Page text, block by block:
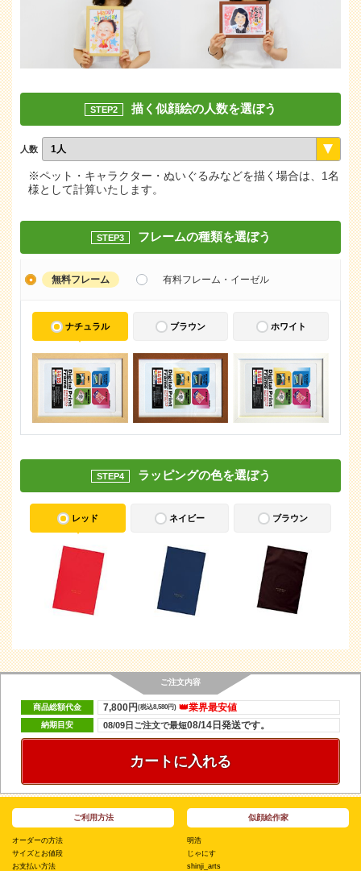
STEP2 描く似顔絵の人数を選ぼう
人数
※ペット・キャラクター・ぬいぐるみなどを描く場合は、1名
様として計算いたします。
STEP3 フレームの種類を選ぼう
無料フレーム 有料フレーム・イーゼル
ナチュラル ブラウン ホワイト
STEP4 ラッピングの色を選ぼう
レッド ネイビー ブラウン
ご注文内容
商品総額代金 👑業界最安値
7,800円(税込8,580円)
納期目安 08/09日ご注文で最短08/14日発送です。
カートに入れる
ご利用方法
オーダーの方法
サイズとお値段
お支払い方法
似顔絵作家
明浩
じゃにす
shinji_arts